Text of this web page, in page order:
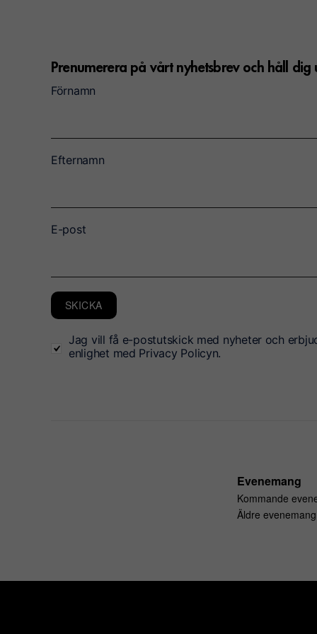
Prenumerera på vårt nyhetsbrev och håll
Förnamn
Efternamn
E-post
SKICKA
Jag vill få e-postutskick med nyheter och
enlighet med Privacy Policyn.
Evenemang
Kommande
Äldre evenemang